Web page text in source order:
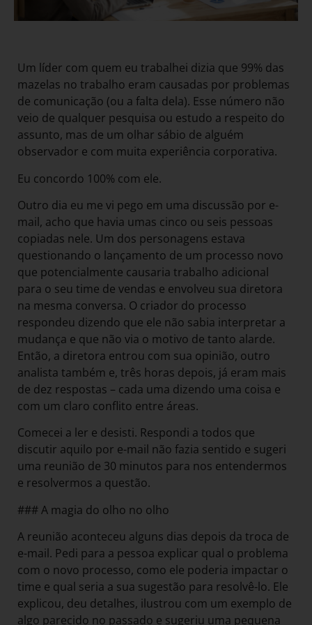
Um líder com quem eu trabalhei dizia que 99% das
mazelas no trabalho eram causadas por problemas
de comunicação (ou a falta dela). Esse número não
veio de qualquer pesquisa ou estudo a respeito do
assunto, mas de um olhar sábio de alguém
observador e com muita experiência corporativa.
Eu concordo 100% com ele.
Outro dia eu me vi pego em uma discussão por e-
mail, acho que havia umas cinco ou seis pessoas
copiadas nele. Um dos personagens estava
questionando o lançamento de um processo novo
que potencialmente causaria trabalho adicional
para o seu time de vendas e envolveu sua diretora
na mesma conversa. O criador do processo
respondeu dizendo que ele não sabia interpretar a
mudança e que não via o motivo de tanto alarde.
Então, a diretora entrou com sua opinião, outro
analista também e, três horas depois, já eram mais
de dez respostas – cada uma dizendo uma coisa e
com um claro conflito entre áreas.
Comecei a ler e desisti. Respondi a todos que
discutir aquilo por e-mail não fazia sentido e sugeri
uma reunião de 30 minutos para nos entendermos
e resolvermos a questão.
### A magia do olho no olho
A reunião aconteceu alguns dias depois da troca de
e-mail. Pedi para a pessoa explicar qual o problema
com o novo processo, como ele poderia impactar o
time e qual seria a sua sugestão para resolvê-lo. Ele
explicou, deu detalhes, ilustrou com um exemplo de
algo parecido no passado e sugeriu uma pequena